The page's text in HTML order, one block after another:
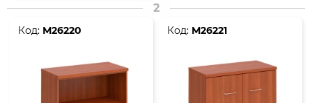
2
Код: М26220 Код: М26221